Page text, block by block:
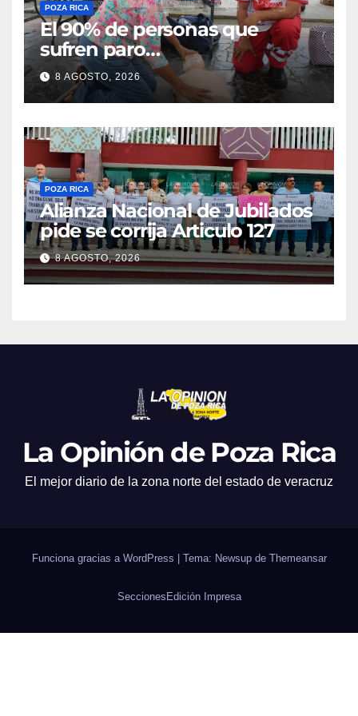
POZA RICA
El 90% de personas que
sufren paro
cardiorrespiratorio mueren
8 AGOSTO, 2026
POZA RICA
Alianza Nacional de Jubilados
pide se corrija Articulo 127
8 AGOSTO, 2026
La Opinión de Poza Rica
El mejor diario de la zona norte del estado de veracruz
Funciona gracias a WordPress Tema: Newsup de Themeansar
Secciones Edición Impresa